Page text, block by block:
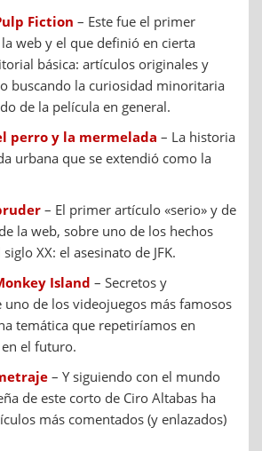
Fiction – Este fue el primer
web y el que definió en cierta
básica: artículos originales y
buscando la curiosidad minoritaria
de la película en general.
perro y la mermelada – La historia
urbana que se extendió como la
– El primer artículo «serio» y de
la web, sobre uno de los hechos
XX: el asesinato de JFK.
Island – Secretos y
uno de los videojuegos más famosos
temática que repetiríamos en
el futuro.
– Y siguiendo con el mundo
de este corto de Ciro Altabas ha
más comentados (y enlazados)